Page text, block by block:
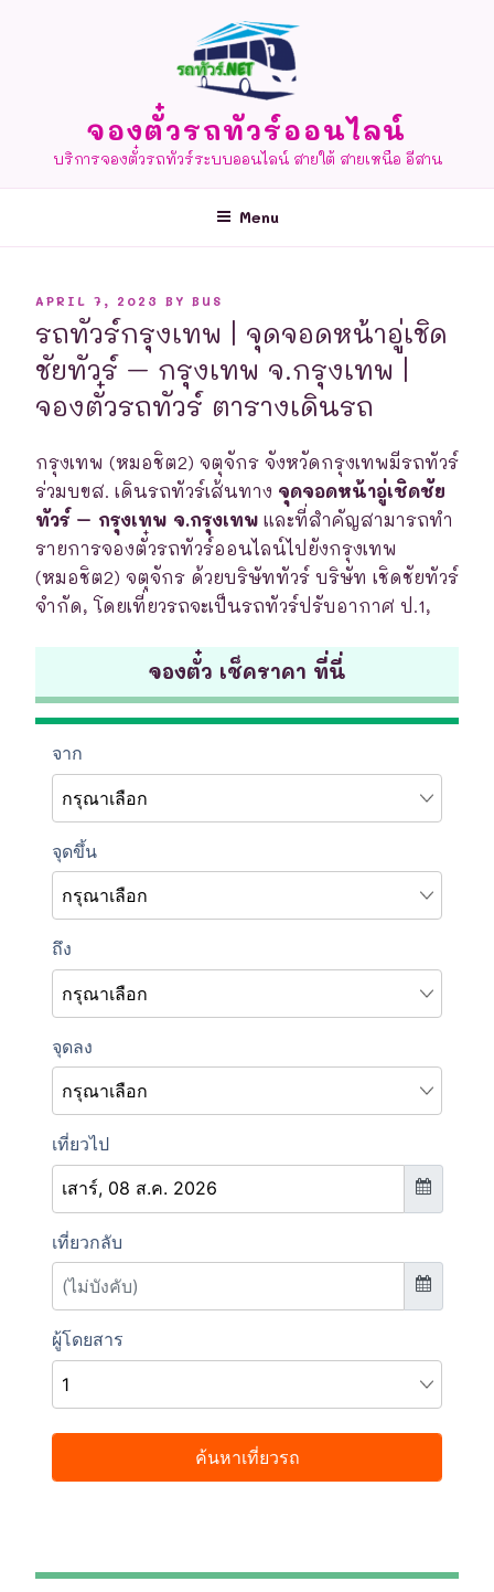
จองตั๋วรถทัวร์ออนไลน์
บริการจองตั๋วรถทัวร์ระบบออนไลน์ สายใต้ สายเหนือ อีสาน
Menu
POSTED
APRIL 7, 2023 BY BUS
รถทัวร์กรุงเทพ | จุดจอดหน้าอู่เชิด
ชัยทัวร์ – กรุงเทพ จ.กรุงเทพ |
จองตั๋วรถทัวร์ ตารางเดินรถ
กรุงเทพ (หมอชิต2) จตุจักร จังหวัดกรุงเทพมีรถทัวร์
ร่วมบขส. เดินรถทัวร์เส้นทาง จุดจอดหน้าอู่เชิดชัย
ทัวร์ – กรุงเทพ จ.กรุงเทพ และที่สำคัญสามารถทำ
รายการจองตั๋วรถทัวร์ออนไลน์ไปยังกรุงเทพ
(หมอชิต2) จตุจักร ด้วยบริษัททัวร์ บริษัท เชิดชัยทัวร์
จำกัด, โดยเที่ยวรถจะเป็นรถทัวร์ปรับอากาศ ป.1,
จองตั๋ว เช็คราคา ที่นี่